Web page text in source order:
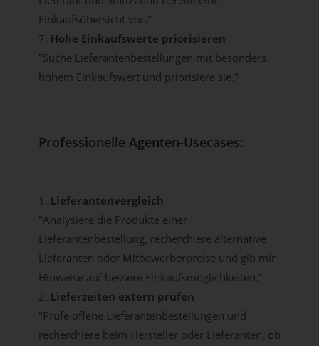
Einkaufsübersicht vor."
7. Hohe Einkaufswerte priorisieren
"Suche Lieferantenbestellungen mit besonders
hohem Einkaufswert und priorisiere sie."
Professionelle Agenten-Usecases:
1. Lieferantenvergleich
"Analysiere die Produkte einer
Lieferantenbestellung, recherchiere alternative
Lieferanten oder Mitbewerberpreise und gib mir
Hinweise auf bessere Einkaufsmöglichkeiten."
2. Lieferzeiten extern prüfen
"Prüfe offene Lieferantenbestellungen und
recherchiere beim Hersteller oder Lieferanten, ob